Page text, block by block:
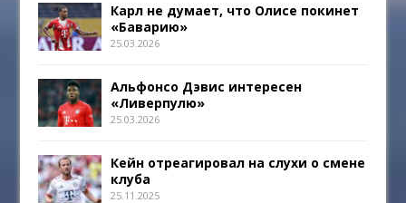
Карл не думает, что Олисе покинет
«Баварию»
25.03.2026
Альфонсо Дэвис интересен
«Ливерпулю»
25.03.2026
Кейн отреагировал на слухи о смене
клуба
25.11.2025